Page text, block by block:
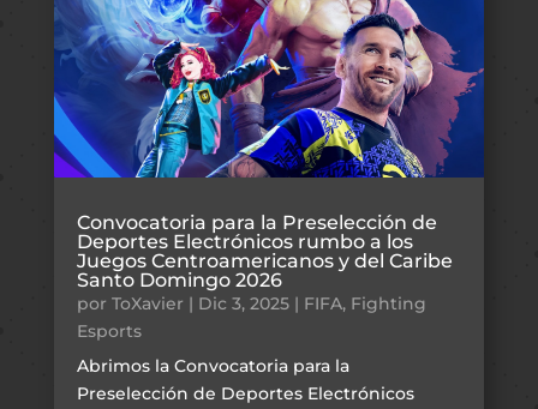
Convocatoria para la Preselección de
Deportes Electrónicos rumbo a los
Juegos Centroamericanos y del Caribe
Santo Domingo 2026
por ToXavier | Dic 3, 2025| FIFA, Fighting
Esports
Abrimos la Convocatoria para la
Preselección de Deportes Electrónicos